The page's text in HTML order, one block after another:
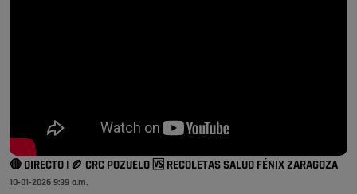
🔴 DIRECTO | 🏉 CRC POZUELO 🆚 RECOLETAS SALUD FÉNIX ZARAGOZA
10-01-2026 9:39 a.m.